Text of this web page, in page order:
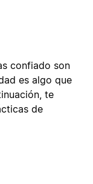
confiado son
es algo que
te
de